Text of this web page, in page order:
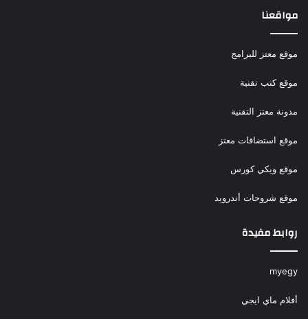
مواقعنا
موقع معتز للبرامج
موقع كتب تقنية
مدونة معتز التقنية
موقع استضافات معتز
موقع ويكي كورس
موقع شروحات أندرويد
روابط مفيدة
myegy
أفلام ماي ايجي